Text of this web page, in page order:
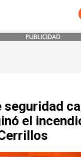
PUBLICIDAD
seguridad
el